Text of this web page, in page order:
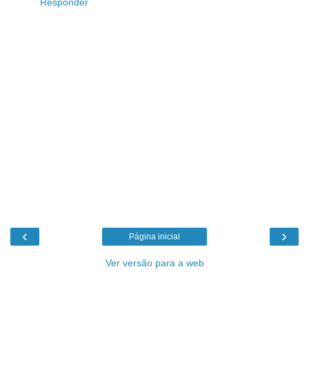
‹ ›
Página inicial
Ver versão para a web